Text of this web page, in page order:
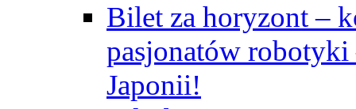
Bilet za horyzont –
pasjonatów
Japonii!